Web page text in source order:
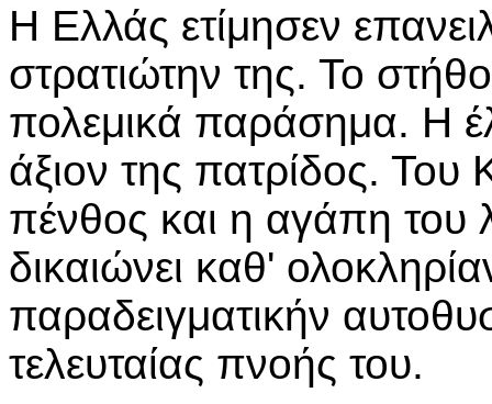
Η Ελλάς ετίμησεν
στρατιώτην της. Το
πολεμικά παράσημα. Η
άξιον της πατρίδος.
πένθος και η αγάπη του
δικαιώνει καθ'
παραδειγματικήν
τελευταίας πνοής του.